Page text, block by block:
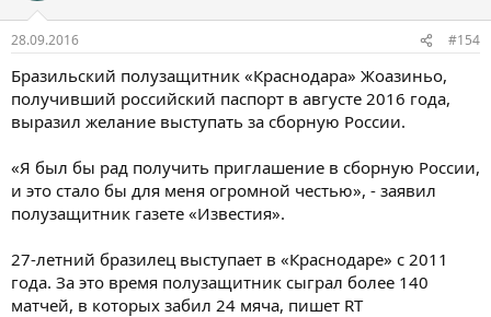
28.09.2016 #154
Бразильский полузащитник «Краснодара» Жоазиньо,
получивший российский паспорт в августе 2016 года,
выразил желание выступать за сборную России.
«Я был бы рад получить приглашение в сборную России,
и это стало бы для меня огромной честью», - заявил
полузащитник газете «Известия».
27-летний бразилец выступает в «Краснодаре» с 2011
года. За это время полузащитник сыграл более 140
матчей, в которых забил 24 мяча, пишет RT